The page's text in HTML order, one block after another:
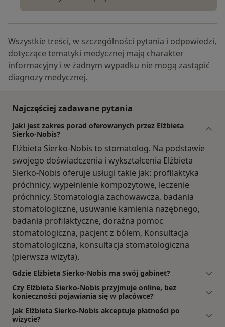
Wszystkie treści, w szczególności pytania i odpowiedzi,
dotyczące tematyki medycznej mają charakter
informacyjny i w żadnym wypadku nie mogą zastąpić
diagnozy medycznej.
Najczęściej zadawane pytania
Jaki jest zakres porad oferowanych przez Elżbieta
Sierko-Nobis?
Elżbieta Sierko-Nobis to stomatolog. Na podstawie
swojego doświadczenia i wykształcenia Elżbieta
Sierko-Nobis oferuje usługi takie jak: profilaktyka
próchnicy, wypełnienie kompozytowe, leczenie
próchnicy, Stomatologia zachowawcza, badania
stomatologiczne, usuwanie kamienia nazębnego,
badania profilaktyczne, doraźna pomoc
stomatologiczna, pacjent z bólem, Konsultacja
stomatologiczna, konsultacja stomatologiczna
(pierwsza wizyta).
Gdzie Elżbieta Sierko-Nobis ma swój gabinet?
Czy Elżbieta Sierko-Nobis przyjmuje online, bez
konieczności pojawiania się w placówce?
Jak Elżbieta Sierko-Nobis akceptuje płatności po
wizycie?